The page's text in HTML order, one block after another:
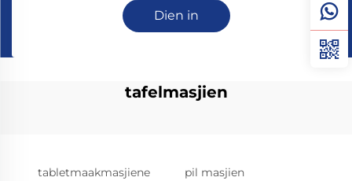
Dien in
tafelmasjien
tabletmaakmasjiene pil masjien